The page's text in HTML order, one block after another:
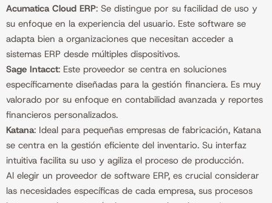
Acumatica Cloud ERP: Se distingue por su facilidad de uso y
su enfoque en la experiencia del usuario. Este software se
adapta bien a organizaciones que necesitan acceder a
sistemas ERP desde múltiples dispositivos.
Sage Intacct: Este proveedor se centra en soluciones
específicamente diseñadas para la gestión financiera. Es muy
valorado por su enfoque en contabilidad avanzada y reportes
financieros personalizados.
Katana: Ideal para pequeñas empresas de fabricación, Katana
se centra en la gestión eficiente del inventario. Su interfaz
intuitiva facilita su uso y agiliza el proceso de producción.
Al elegir un proveedor de software ERP, es crucial considerar
las necesidades específicas de cada empresa, sus procesos